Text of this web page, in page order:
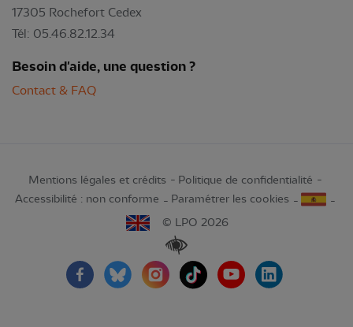
17305 Rochefort Cedex
Tél: 05.46.82.12.34
Besoin d'aide, une question ?
Contact & FAQ
Mentions légales et crédits
Politique de confidentialité
Accessibilité : non conforme
Paramétrer les cookies
© LPO 2026
Renforcer les contrastes